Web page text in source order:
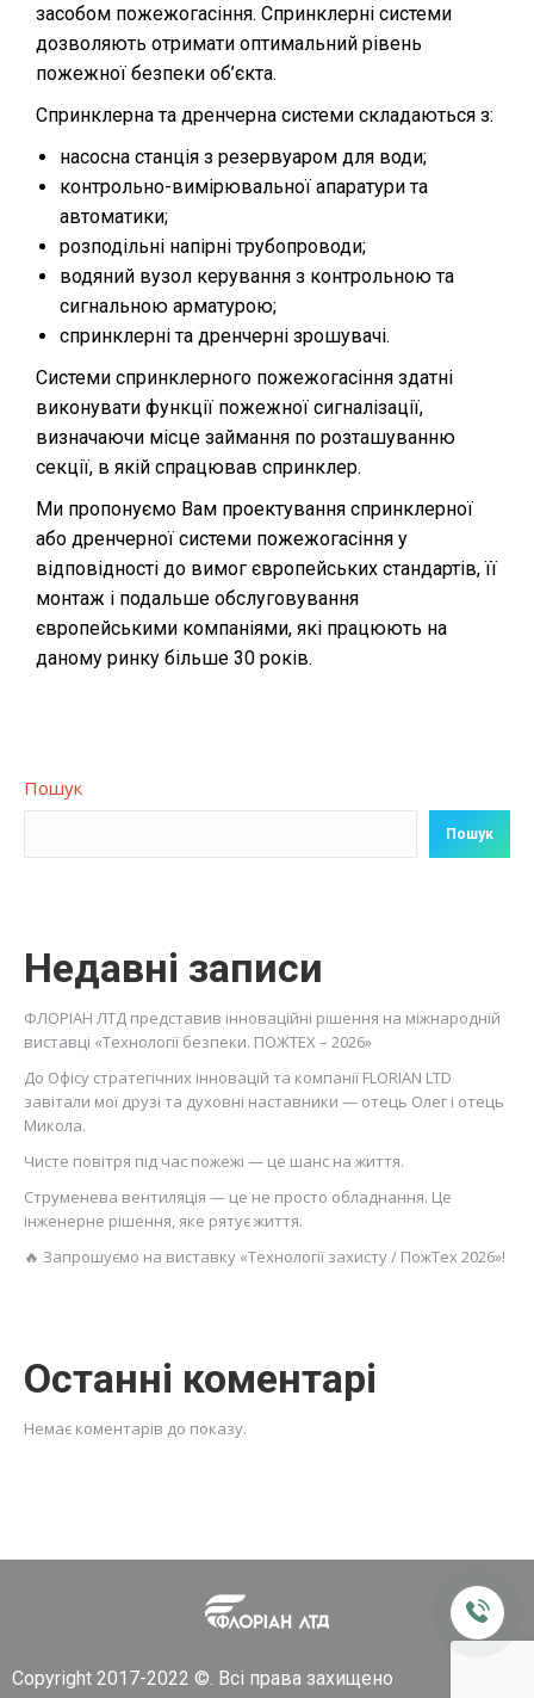
засобом пожежогасіння. Спринклерні системи
дозволяють отримати оптимальний рівень
пожежної безпеки об’єкта.
Спринклерна та дренчерна системи складаються з:
насосна станція з резервуаром для води;
контрольно-вимірювальної апаратури та
автоматики;
розподільні напірні трубопроводи;
водяний вузол керування з контрольною та
сигнальною арматурою;
спринклерні та дренчерні зрошувачі.
Системи спринклерного пожежогасіння здатні
виконувати функції пожежної сигналізації,
визначаючи місце займання по розташуванню
секції, в якій спрацював спринклер.
Ми пропонуємо Вам проектування спринклерної
або дренчерної системи пожежогасіння у
відповідності до вимог європейських стандартів, її
монтаж і подальше обслуговування
європейськими компаніями, які працюють на
даному ринку більше 30 років.
Пошук
Пошук
Недавні записи
ФЛОРІАН ЛТД представив інноваційні рішення на міжнародній
виставці «Технології безпеки. ПОЖТЕХ – 2026»
До Офісу стратегічних інновацій та компанії FLORIAN LTD
завітали мої друзі та духовні наставники — отець Олег і отець
Микола.
Чисте повітря під час пожежі — це шанс на життя.
Струменева вентиляція — це не просто обладнання. Це
інженерне рішення, яке рятує життя.
🔥 Запрошуємо на виставку «Технології захисту / ПожТех 2026»!
Останні коментарі
Немає коментарів до показу.
Copyright 2017-2022 ©. Всі права захищено